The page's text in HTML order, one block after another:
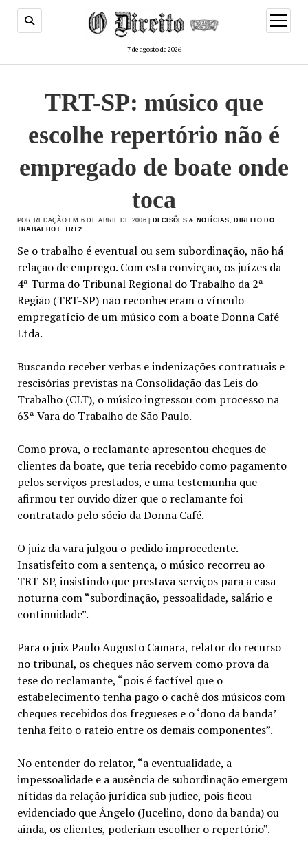
7 de agosto de 2026
menu
de
TRT-SP: músico que
escolhe repertório não é
empregado de boate onde
toca
POR REDAÇÃO EM 6 DE ABRIL DE 2006 | DECISÕES & NOTÍCIAS
DIREITO DO
TRABALHO E TRT2
Se o trabalho é eventual ou sem subordinação, não há
relação de emprego. Com esta convicção, os juízes da
4ª Turma do Tribunal Regional do Trabalho da 2ª
Região (TRT-SP) não reconheceram o vínculo
empregatício de um músico com a boate Donna Café
Ltda.
Buscando receber verbas e indenizações contratuais e
rescisórias previstas na Consolidação das Leis do
Trabalho (CLT), o músico ingressou com processo na
63ª Vara do Trabalho de São Paulo.
Como prova, o reclamante apresentou cheques de
clientes da boate, que teria recebido como pagamento
pelos serviços prestados, e uma testemunha que
afirmou ter ouvido dizer que o reclamante foi
contratado pelo sócio da Donna Café.
O juiz da vara julgou o pedido improcedente.
Insatisfeito com a sentença, o músico recorreu ao
TRT-SP, insistindo que prestava serviços para a casa
noturna com “subordinação, pessoalidade, salário e
continuidade”.
Para o juiz Paulo Augusto Camara, relator do recurso
no tribunal, os cheques não servem como prova da
tese do reclamante, “pois é factível que o
estabelecimento tenha pago o cachê dos músicos com
cheques recebidos dos fregueses e o ‘dono da banda’
tenha feito o rateio entre os demais componentes”.
No entender do relator, “a eventualidade, a
impessoalidade e a ausência de subordinação emergem
nítidas da relação jurídica sub judice, pois ficou
evidenciado que Ângelo (Jucelino, dono da banda) ou
ainda, os clientes, poderiam escolher o repertório”.